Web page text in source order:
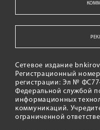
Сетевое издание
Регистрационный
регистрации: Эл №
Федеральной службой
информационных
коммуникаций.
ограниченной